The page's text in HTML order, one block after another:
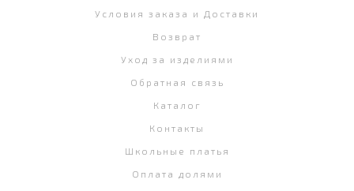
Условия заказа и Доставки
Возврат
Уход за изделиями
Обратная связь
Каталог
Контакты
Школьные платья
Оплата долями